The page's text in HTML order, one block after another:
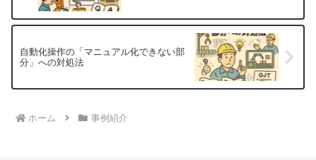
自動化操作の「マニュアル化できない部
分」への対処法
ホーム 事例紹介